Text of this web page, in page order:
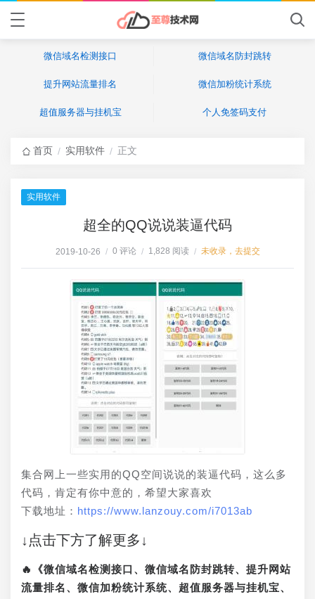
微信域名检测接口 微信域名防封跳转
提升网站流量排名 微信加粉统计系统
超值服务器与挂机宝 个人免签码支付
首页 / 实用软件 / 正文
实用软件
超全的QQ说说装逼代码
2019-10-26 / 0 评论 / 1,828 阅读 / 未收录，去提交
集合网上一些实用的QQ空间说说的装逼代码，这么多
代码，肯定有你中意的，希望大家喜欢
下载地址： https://www.lanzouy.com/i7013ab
↓点击下方了解更多↓
🔥《微信域名检测接口、微信域名防封跳转、提升网站
流量排名、微信加粉统计系统、超值服务器与挂机宝、